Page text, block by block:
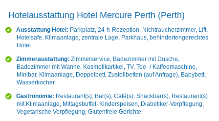
Hotelausstattung Hotel Mercure Perth (Perth)
Ausstattung Hotel: Parkplatz, 24-h-Rezeption, Nichtraucherzimmer, Lift,
Hotelsafe, Klimaanlage, zentrale Lage, Parkhaus, behindertengerechtes
Hotel
Zimmeraustattung: Zimmerservice, Badezimmer mit Dusche,
Badezimmer mit Wanne, Kosmetikartikel, TV, Tee- / Kaffeemaschine,
Minibar, Klimaanlage, Doppelbett, Zustellbetten (auf Anfrage), Babybett,
Wasserkocher
Gastronomie: Restaurant(s), Bar(s), Café(s), Snackbar(s), Restaurant(s)
mit Klimaanlage, Mittagsbuffet, Kinderspeisen, Diabetiker-Verpflegung,
Vegetarische Verpflegung, Glutenfreie Gerichte